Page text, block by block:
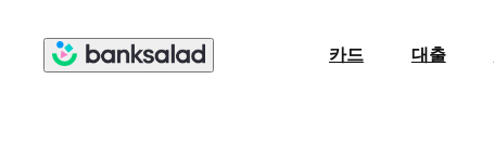
카드 대출